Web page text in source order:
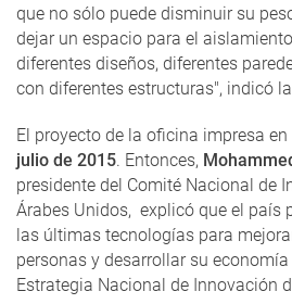
que no sólo puede disminuir su
dejar un espacio para el
diferentes diseños, diferentes
con diferentes estructuras", indicó
El proyecto de la oficina impresa
julio de 2015. Entonces,
presidente del Comité Nacional de
Árabes Unidos, explicó que el país
las últimas tecnologías para
personas y desarrollar su
Estrategia Nacional de Innovación